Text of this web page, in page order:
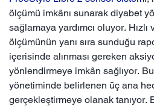
ölçümü imkânı sunarak diyabet
sağlamaya yardımcı oluyor.
ölçümünün yanı sıra sunduğu
içerisinde alınması gereken
yönlendirmeye imkân sağlıyor.
yönetiminde belirlenen üç ana
gerçekleştirmeye olanak tanıyor.